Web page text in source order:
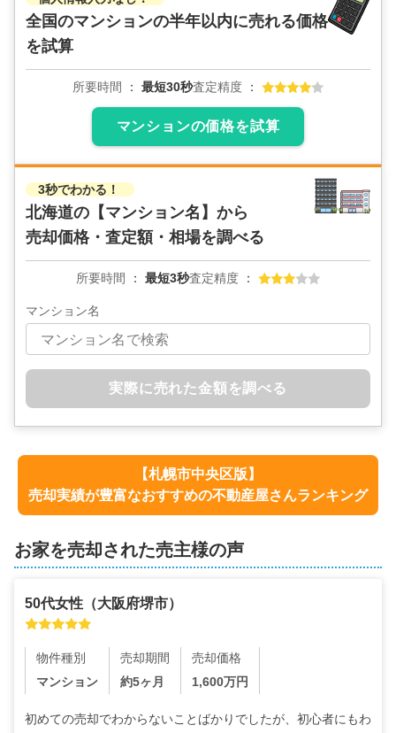
全国のマンションの半年以内に売れる価格
を試算
所要時間 最短30秒査定精度
マンションの価格を試算
3秒でわかる！
北海道の 【マンション名】から
売却価格・査定額・相場を調べる
所要時間 最短3秒査定精度
マンション名
実際に売れた金額を調べる
【札幌市中央区版】
売却実績が豊富なおすすめの不動産屋さんランキング
お家を売却された売主様の声
50代女性 （大阪府堺市）
物件種別
マンション
売却期間
約5ヶ月
売却価格
1,600万円
初めての売却でわからないことばかりでしたが、初心者にもわ